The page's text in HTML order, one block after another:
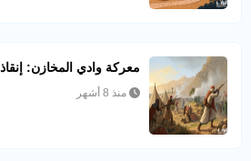
معركة وادي المخازن:
منذ 8 أشهر